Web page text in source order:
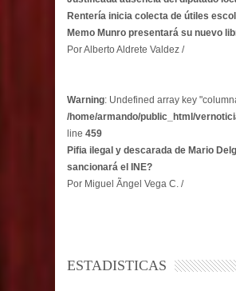
Rentería inicia colecta de útiles
Memo Munro presentará su nuevo
Por Alberto Aldrete Valdez /
Warning: Undefined array key
/home/armando/public_html/
line 459
Pifia ilegal y descarada de Mario
sancionará el INE?
Por Miguel Ãngel Vega C. /
ESTADISTICAS